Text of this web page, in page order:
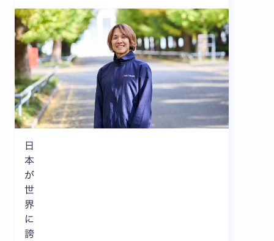
日
本
が
世
界
に
誇